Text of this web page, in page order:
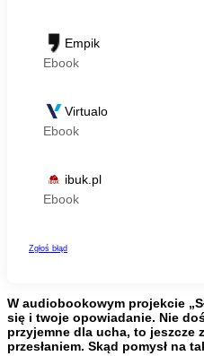
W audiobookowym projekcie
się i twoje opowiadanie. Nie
przyjemne dla ucha, to jeszcze
przesłaniem. Skąd pomysł na